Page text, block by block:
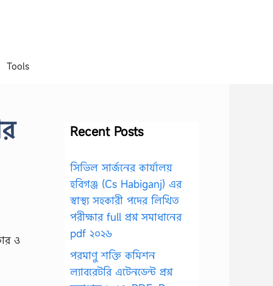
Tools
Recent Posts
সিভিল সার্জনের কার্যালয়
হবিগঞ্জ (Cs Habiganj) এর
স্বাস্থ্য সহকারী পদের লিখিত
পরীক্ষার full প্রশ্ন সমাধানের
pdf ২০২৬
পরমাণু শক্তি কমিশন
ল্যাবরেটরি এটেনডেন্ট প্রশ্ন